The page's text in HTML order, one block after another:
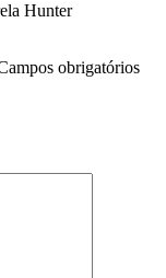
Hunter
obrigatórios